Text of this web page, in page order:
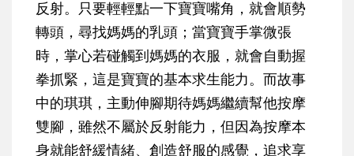
反射。只要輕輕點一下寶寶嘴角，就會順勢
轉頭，尋找媽媽的乳頭；當寶寶手掌微張
時，掌心若碰觸到媽媽的衣服，就會自動握
拳抓緊，這是寶寶的基本求生能力。而故事
中的琪琪，主動伸腳期待媽媽繼續幫他按摩
雙腳，雖然不屬於反射能力，但因為按摩本
身就能舒緩情緒、創造舒服的感覺，追求享